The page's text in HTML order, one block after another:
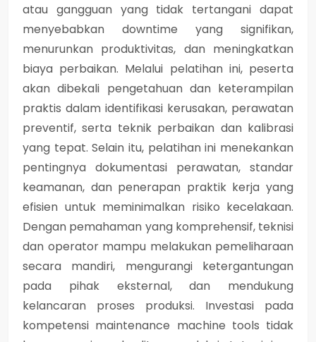
atau gangguan yang tidak tertangani dapat
menyebabkan downtime yang signifikan,
menurunkan produktivitas, dan meningkatkan
biaya perbaikan. Melalui pelatihan ini, peserta
akan dibekali pengetahuan dan keterampilan
praktis dalam identifikasi kerusakan, perawatan
preventif, serta teknik perbaikan dan kalibrasi
yang tepat. Selain itu, pelatihan ini menekankan
pentingnya dokumentasi perawatan, standar
keamanan, dan penerapan praktik kerja yang
efisien untuk meminimalkan risiko kecelakaan.
Dengan pemahaman yang komprehensif, teknisi
dan operator mampu melakukan pemeliharaan
secara mandiri, mengurangi ketergantungan
pada pihak eksternal, dan mendukung
kelancaran proses produksi. Investasi pada
kompetensi maintenance machine tools tidak